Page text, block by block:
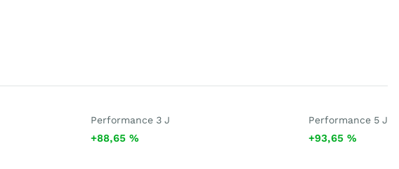
Performance 3 J
+88,65%
Performance 5 J
+93,65 %